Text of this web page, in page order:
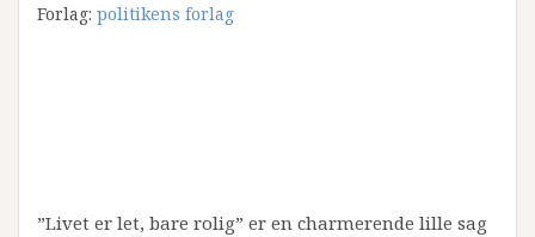
Forlag: politikens forlag
”Livet er let, bare rolig” er en charmerende lille sag